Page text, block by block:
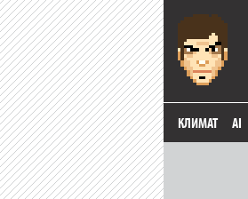
КЛИМАТ AI